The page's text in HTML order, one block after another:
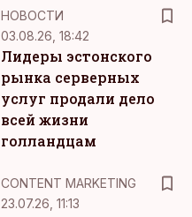
НОВОСТИ
03.08.26, 18:42
Лидеры эстонского
рынка серверных
услуг продали дело
всей жизни
голландцам
CONTENT MARKETING
23.07.26, 11:13